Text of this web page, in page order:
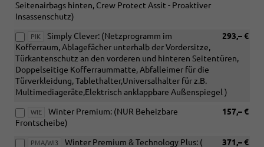
Seitenairbags hinten, Crew Protect Assit - Proaktiver
Insassenschutz)
PIK 293,– €
Simply Clever: (Netzprogramm im
Kofferraum, Ablagefächer unterhalb der Vordersitze,
Türkantenschutz an den vorderen und hinteren Seitentüren,
Doppelseitige Kofferraummatte, Abfalleimer für die
Türverkleidung, Tablethalter,Universalhalter für z.B.
Multimediageräte,Elektrisch anklappbare Außenspiegel )
WIE 157,– €
Winter Premium: (NUR Beheizbare
Frontscheibe)
PMA/WI3 371,– €
Winter Premium & Technology Plus: (